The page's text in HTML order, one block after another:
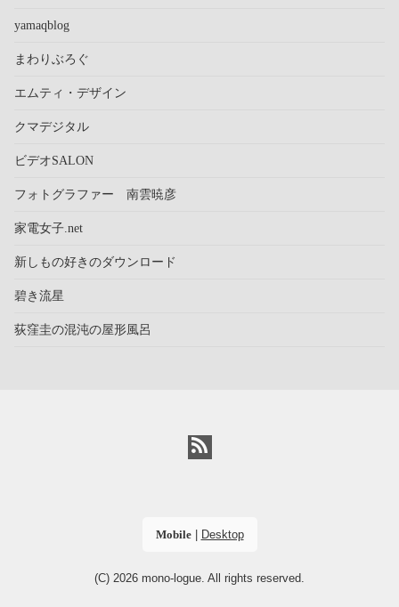
yamaqblog
まわりぶろぐ
エムティ・デザイン
クマデジタル
ビデオSALON
フォトグラファー 南雲暁彦
家電女子.net
新しもの好きのダウンロード
碧き流星
荻窪圭の混沌の屋形風呂
Mobile| Desktop
(C) 2026 mono-logue. All rights reserved.